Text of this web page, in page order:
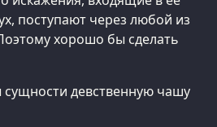
поступают через любой из
хорошо бы сделать
сущности девственную чашу